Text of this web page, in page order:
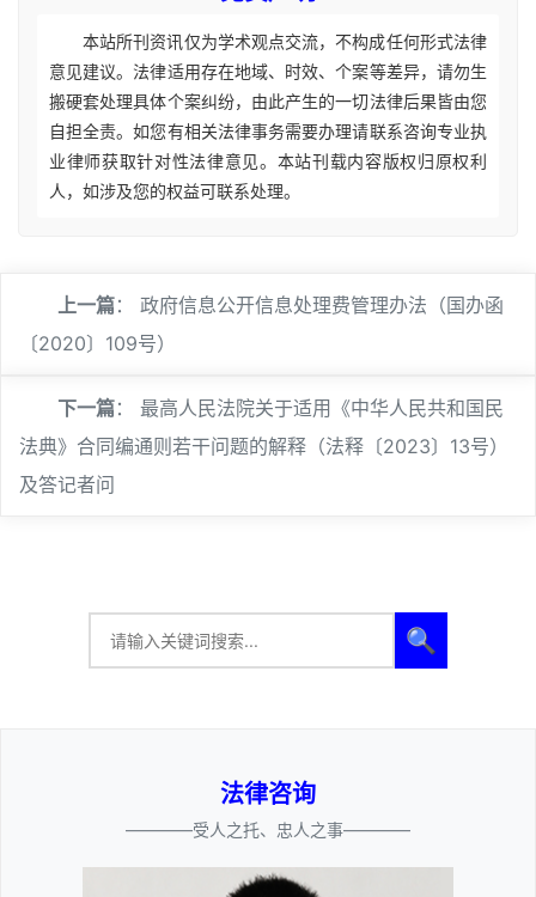
本站所刊资讯仅为学术观点交流，不构成任何形式法律
意见建议。法律适用存在地域、时效、个案等差异，请勿生
搬硬套处理具体个案纠纷，由此产生的一切法律后果皆由您
自担全责。如您有相关法律事务需要办理请联系咨询专业执
业律师获取针对性法律意见。本站刊载内容版权归原权利
人，如涉及您的权益可联系处理。
上一篇： 政府信息公开信息处理费管理办法（国办函
〔2020〕109号）
下一篇： 最高人民法院关于适用《中华人民共和国民
法典》合同编通则若干问题的解释（法释〔2023〕13号）
及答记者问
🔍
法律咨询
————受人之托、忠人之事————